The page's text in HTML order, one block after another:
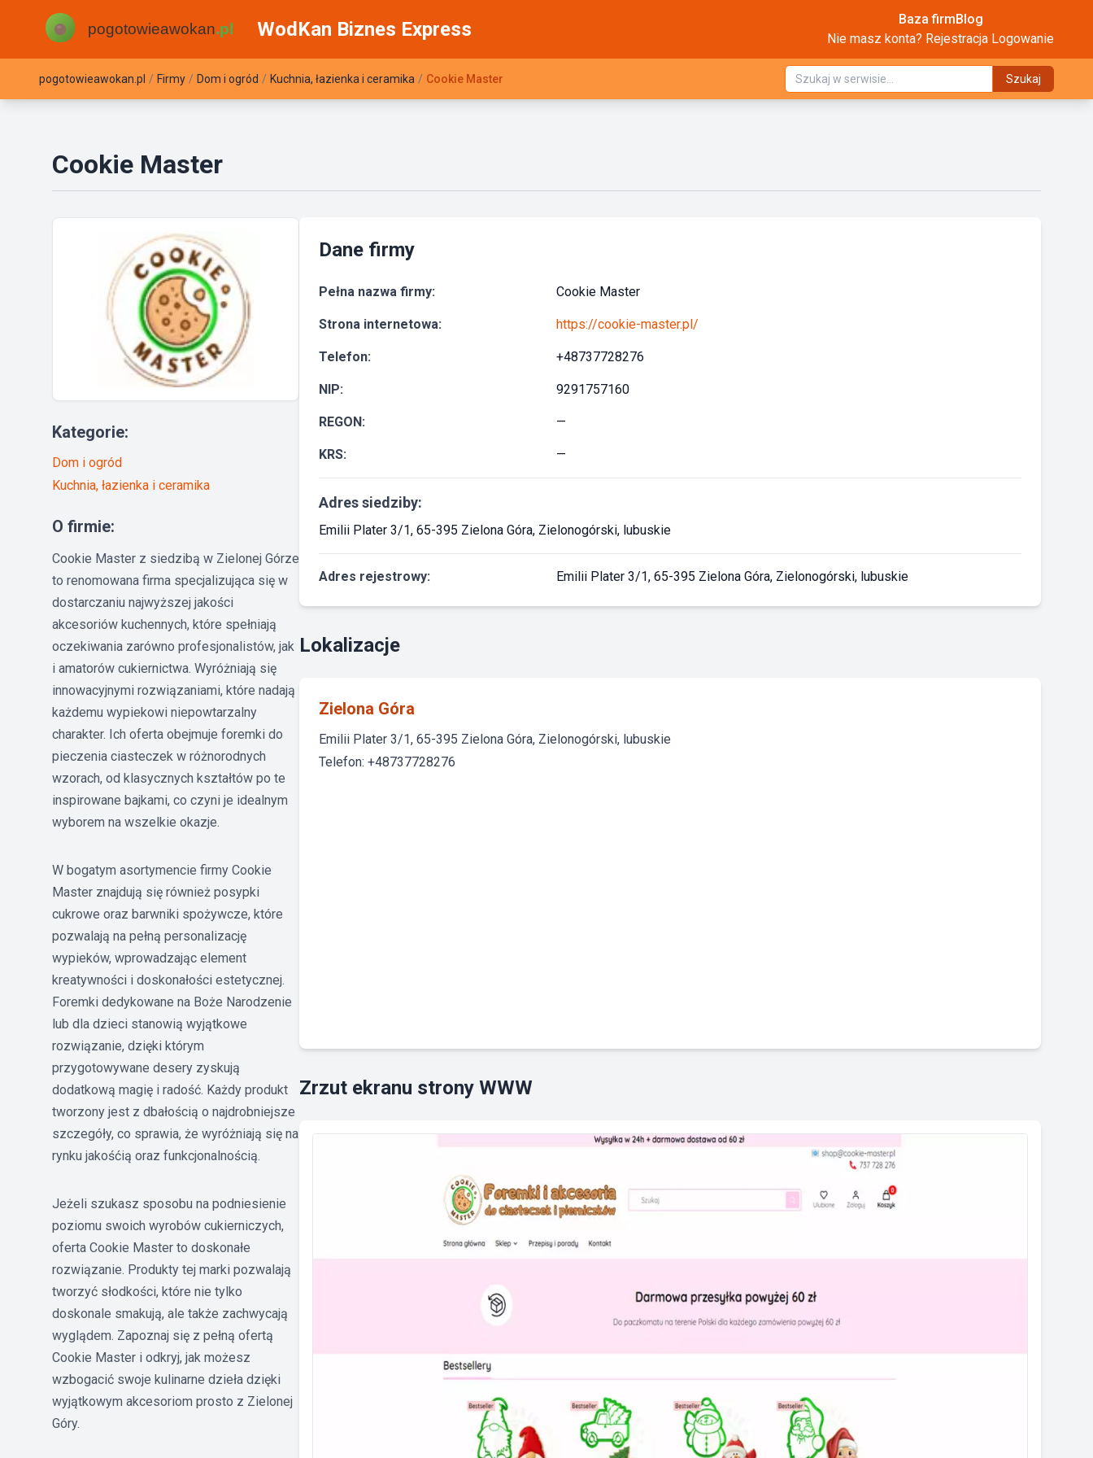
WodKan Biznes Express Baza firmBlog
Nie masz konta? Rejestracja Logowanie
pogotowieawokan.pl / Firmy / Dom i ogród / Kuchnia, łazienka i ceramika / Cookie Master Szukaj
Cookie Master
Kategorie:
Dom i ogród
Kuchnia, łazienka i ceramika
O firmie:
Cookie Master z siedzibą w Zielonej Górze
to renomowana firma specjalizująca się w
dostarczaniu najwyższej jakości
akcesoriów kuchennych, które spełniają
oczekiwania zarówno profesjonalistów, jak
i amatorów cukiernictwa. Wyróżniają się
innowacyjnymi rozwiązaniami, które nadają
każdemu wypiekowi niepowtarzalny
charakter. Ich oferta obejmuje foremki do
pieczenia ciasteczek w różnorodnych
wzorach, od klasycznych kształtów po te
inspirowane bajkami, co czyni je idealnym
wyborem na wszelkie okazje.
W bogatym asortymencie firmy Cookie
Master znajdują się również posypki
cukrowe oraz barwniki spożywcze, które
pozwalają na pełną personalizację
wypieków, wprowadzając element
kreatywności i doskonałości estetycznej.
Foremki dedykowane na Boże Narodzenie
lub dla dzieci stanowią wyjątkowe
rozwiązanie, dzięki którym
przygotowywane desery zyskują
dodatkową magię i radość. Każdy produkt
tworzony jest z dbałością o najdrobniejsze
szczegóły, co sprawia, że wyróżniają się na
rynku jakośćią oraz funkcjonalnością.
Jeżeli szukasz sposobu na podniesienie
poziomu swoich wyrobów cukierniczych,
oferta Cookie Master to doskonałe
rozwiązanie. Produkty tej marki pozwalają
tworzyć słodkości, które nie tylko
doskonale smakują, ale także zachwycają
wyglądem. Zapoznaj się z pełną ofertą
Cookie Master i odkryj, jak możesz
wzbogacić swoje kulinarne dzieła dzięki
wyjątkowym akcesoriom prosto z Zielonej
Góry.
Dane firmy
Pełna nazwa firmy: Cookie Master
Strona internetowa: https://cookie-master.pl/
Telefon: +48737728276
NIP: 9291757160
REGON: —
KRS: —
Adres siedziby:
Emilii Plater 3/1, 65-395 Zielona Góra, Zielonogórski, lubuskie
Adres rejestrowy: Emilii Plater 3/1, 65-395 Zielona Góra, Zielonogórski, lubuskie
Lokalizacje
Zielona Góra
Emilii Plater 3/1, 65-395 Zielona Góra, Zielonogórski, lubuskie
Telefon: +48737728276
Zrzut ekranu strony WWW